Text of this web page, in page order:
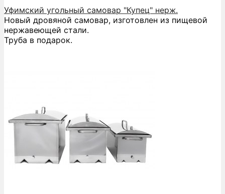
Уфимский угольный самовар "Купец" нерж.
Новый дровяной самовар, изготовлен из пищевой
нержавеющей стали.
Труба в подарок.